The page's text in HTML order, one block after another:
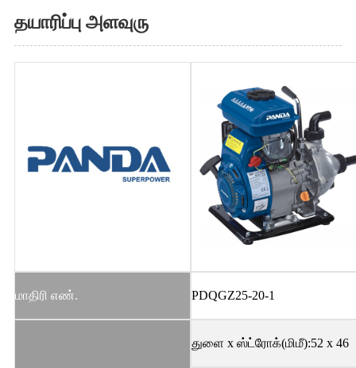
தயாரிப்பு அளவுரு
மாதிரி எண். PDQGZ25-20-1
துளை x ஸ்ட்ரோக்(மிமீ):52 x 46